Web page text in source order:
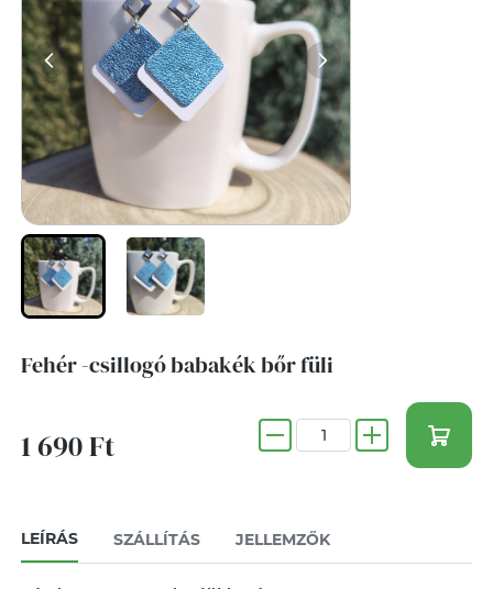
Fehér -csillogó babakék bőr füli
1 690 Ft
LEÍRÁS SZÁLLÍTÁS JELLEMZŐK